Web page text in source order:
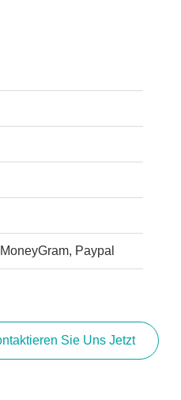
Paypal
Sie Uns Jetzt